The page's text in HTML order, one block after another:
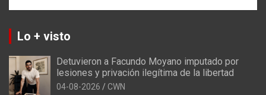
Lo + visto
Detuvieron a Facundo Moyano imputado por
lesiones y privación ilegítima de la libertad
04-08-2026 CWN